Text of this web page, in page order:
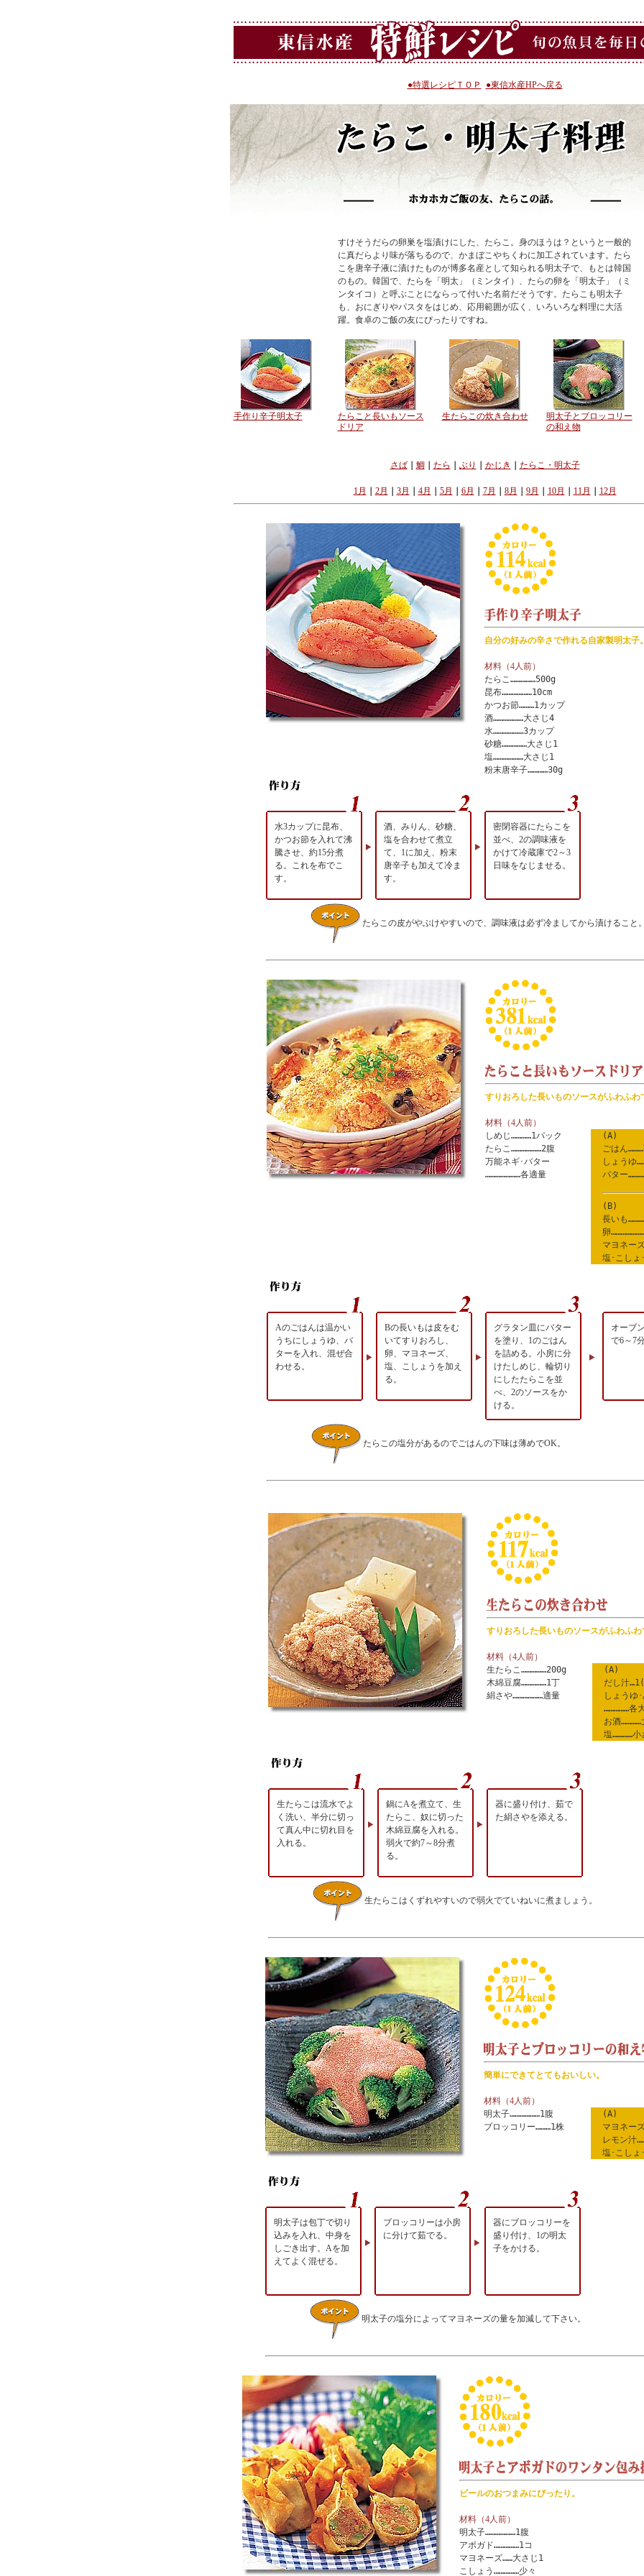
●特選レシピＴＯＰ ●東信水産HPへ戻る
すけそうだらの卵巣を塩漬けにした、たらこ。身のほうは？というと一般的
に真だらより味が落ちるので、かまぼこやちくわに加工されています。たら
こを唐辛子液に漬けたものが博多名産として知られる明太子で、もとは韓国
のもの。韓国で、たらを「明太」（ミンタイ）、たらの卵を「明太子」（ミ
ンタイコ）と呼ぶことにならって付いた名前だそうです。たらこも明太子
も、おにぎりやパスタをはじめ、応用範囲が広く、いろいろな料理に大活
躍。食卓のご飯の友にぴったりですね。
手作り辛子明太子
たらこと長いもソース
ドリア
生たらこの炊き合わせ
明太子とブロッコリー
の和え物
さば｜ 鯛 たら ぶり かじき たらこ・明太子
1月 2月 3月 4月 5月 6月 7月 8月 9月 10月 11月 12月
自分の好みの辛さで作れる自家製明太子
材料（4人前）
たらこ……………500g
昆布………………10cm
かつお節………1カップ
酒………………大さじ4
水………………3カップ
砂糖……………大さじ1
塩………………大さじ1
粉末唐辛子…………30g
水3カップに昆布、
かつお節を入れて沸
騰させ、約15分煮
る。これを布でこ
す。
酒、みりん、砂糖、
塩を合わせて煮立
て、1に加え、粉末
唐辛子も加えて冷ま
す。
密閉容器にたらこを
並べ、2の調味液を
かけて冷蔵庫で2～3
日味をなじませる。
たらこの皮がやぶけやすいので、調味液は必ず冷ましてから漬けること
すりおろした長いものソースがふわふわ
材料（4人前）
しめじ…………1パック
たらこ………………2腹
万能ネギ･バター
…………………各適量
(A)
ごはん
しょうゆ
バター
(B)
長いも
卵
マヨネー
塩･こしょ
Aのごはんは温かい
うちにしょうゆ、バ
ターを入れ、混ぜ合
わせる。
Bの長いもは皮をむ
いてすりおろし、
卵、マヨネーズ、
塩、こしょうを加え
る。
グラタン皿にバター
を塗り、1のごはん
を詰める。小房に分
けたしめじ、輪切り
にしたたらこを並
べ、2のソースをか
ける。
オーブ
で6～7
たらこの塩分があるのでごはんの下味は薄めでOK。
すりおろした長いものソースがふわふ
材料（4人前）
生たらこ……………200g
木綿豆腐……………1丁
絹さや………………適量
(A)
だし汁
しょうゆ
……………各
お酒…………
塩…………
生たらこは流水でよ
く洗い、半分に切っ
て真ん中に切れ目を
入れる。
鍋にAを煮立て、生
たらこ、奴に切った
木綿豆腐を入れる。
弱火で約7～8分煮
る。
器に盛り付け、茹で
た絹さやを添える。
生たらこはくずれやすいので弱火でていねいに煮ましょう。
簡単にできてとてもおいしい。
材料（4人前）
明太子………………1腹
ブロッコリー………1株
(A)
マヨネー
レモン汁
塩･こしょ
明太子は包丁で切り
込みを入れ、中身を
しごき出す。Aを加
えてよく混ぜる。
ブロッコリーは小房
に分けて茹でる。
器にブロッコリーを
盛り付け、1の明太
子をかける。
明太子の塩分によってマヨネーズの量を加減して下さい。
ビールのおつまみにぴったり。
材料（4人前）
明太子………………1腹
アボガド……………1コ
マヨネーズ……大さじ1
こしょう……………少々